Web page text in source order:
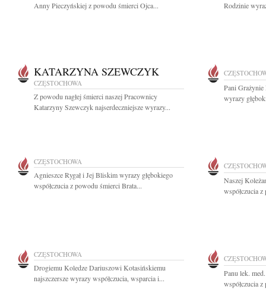
Anny Pieczyńskiej z powodu śmierci Ojca...
Rodzinie
KATARZYNA SZEWCZYK
CZĘSTOCHOWA
Z powodu nagłej śmierci naszej Pracownicy
Katarzyny Szewczyk najserdeczniejsze wyrazy...
Pani
wyrazy
CZĘSTOCHOWA
Agnieszce Rygał i Jej Bliskim wyrazy głębokiego
współczucia z powodu śmierci Brata...
Naszej
współczucia
CZĘSTOCHOWA
Drogiemu Koledze Dariuszowi Kotasińskiemu
najszczersze wyrazy współczucia, wsparcia i...
Panu lek.
współczucia